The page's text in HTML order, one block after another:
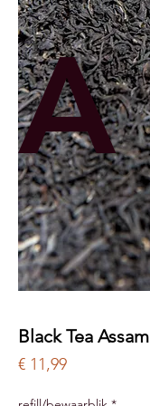
A
Black Tea Assam
€ 11,99Price